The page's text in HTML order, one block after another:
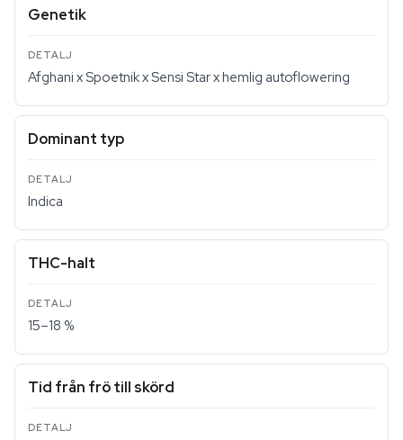
Genetik
Afghani x Spoetnik x Sensi Star x hemlig autoflowering
Dominant typ
Indica
THC-halt
15–18 %
Tid från frö till skörd